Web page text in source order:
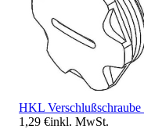
HKL
1,29 €inkl. MwSt.